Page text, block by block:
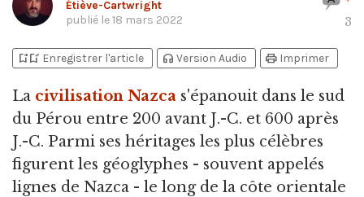
Étiève-Cartwright
publié le18 mars 2022 3
bookmark_addbookmark_added Enregistrer l'article headphones Version Audio print Imprimer
La civilisation Nazca s'épanouit dans le sud
du Pérou entre 200 avant J.-C. et 600 après
J.-C. Parmi ses héritages les plus célèbres
figurent les géoglyphes - souvent appelés
lignes de Nazca - le long de la côte orientale